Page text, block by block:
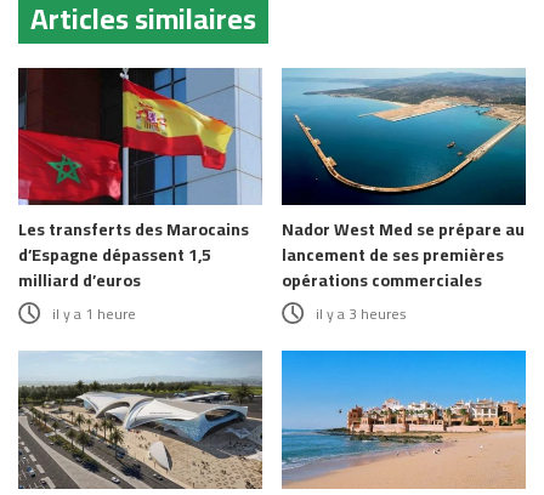
Articles similaires
Les transferts des Marocains
d’Espagne dépassent 1,5
milliard d’euros
il y a 1 heure
Nador West Med se prépare au
lancement de ses premières
opérations commerciales
il y a 3 heures